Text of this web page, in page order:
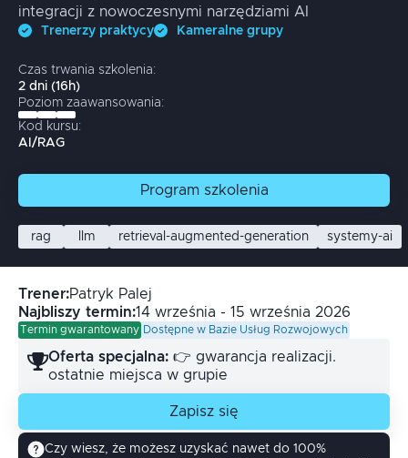
integracji z nowoczesnymi narzędziami AI
Trenerzy praktycy Kameralne grupy
Czas trwania szkolenia:
2 dni (16 h)
Poziom zaawansowania:
Kod kursu:
AI/RAG
Program szkolenia
rag llm retrieval-augmented-generation systemy-ai
Trener:Patryk Palej
Najbliszy termin:14 września - 15 września 2026
Termin gwarantowany Dostępne w Bazie Usług Rozwojowych
Oferta specjalna: 👉 gwarancja realizacji.
ostatnie miejsca w grupie
Zapisz się
Czy wiesz, że możesz uzyskać nawet do 100%